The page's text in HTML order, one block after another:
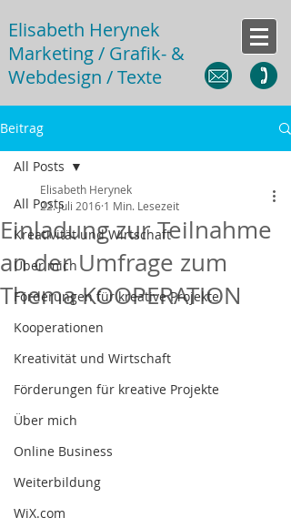
Elisabeth Herynek
Marketing / Grafik- &
Webdesign / Texte
Beitrag
All Posts
Kreativität und Wirtschaft
Über mich
Förderungen für kreative Projekte
Kooperationen
Kreativität und Wirtschaft
Förderungen für kreative Projekte
Über mich
Online Business
Weiterbildung
WiX.com
All Posts
Einladung zur Teilnahme
an der Umfrage zum
Thema KOOPERATION
Elisabeth Herynek
22. Juli 2016 1 Min. Lesezeit